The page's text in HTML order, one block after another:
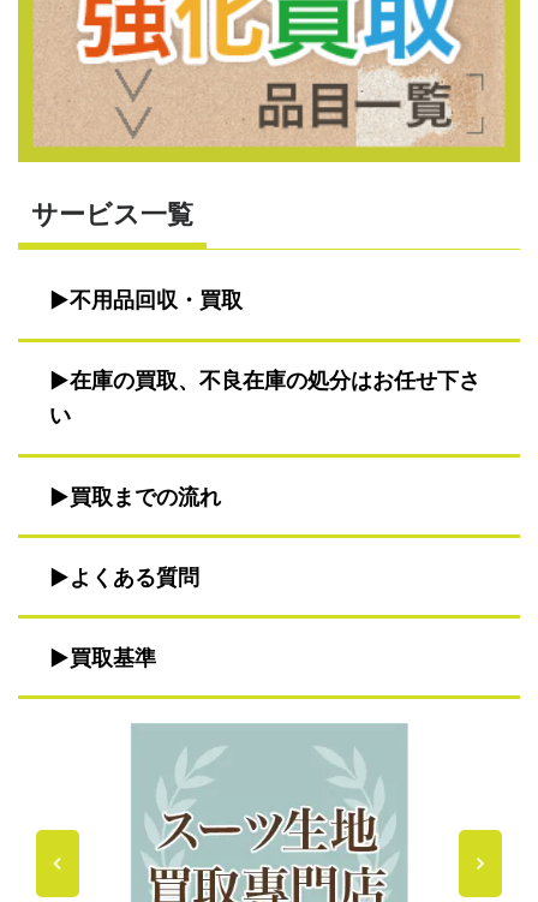
サービス一覧
不用品回収・買取
在庫の買取、不良在庫の処分はお任せ下さ
い
買取までの流れ
よくある質問
買取基準